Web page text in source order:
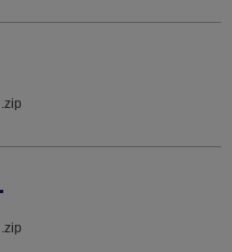
.zip
.zip